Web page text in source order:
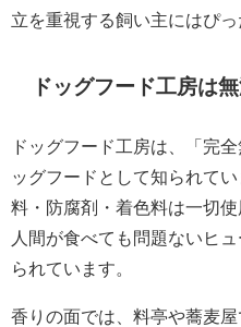
立を重視する飼い主にはぴっ
ドッグフード工房は
ドッグフード工房は、「完
ッグフードとして知られて
料・防腐剤・着色料は一切
人間が食べても問題ないヒ
られています。
香りの面では、料亭や蕎麦